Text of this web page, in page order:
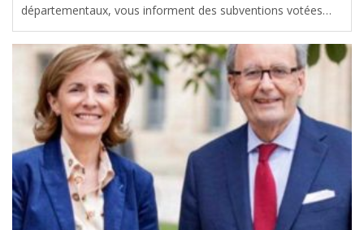
départementaux, vous informent des subventions votées
avec leur soutien en faveur du canton d’Andernos-Les-Bains,
lors de la Commission Permanente du 24 novembre 2025.
Le montant total de[ … ]